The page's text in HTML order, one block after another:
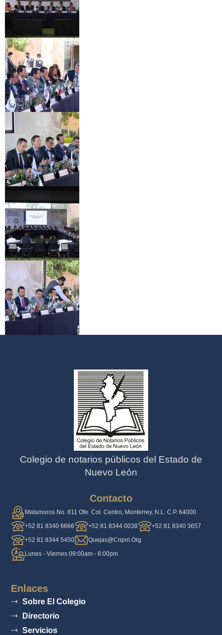
Colegio de notarios públicos del Estado de
Nuevo León
Contacto
Matamoros No. 811 Ote. Col. Centro, Monterrey, N.L. C.P. 64000
+52 81 8340 6666
+52 81 8344 0038
+52 81 8340 3657
+52 81 8344 5450
Quejas@cnpnl.org
Lunes - Viernes 09:00am - 6:00pm
Enlaces
Sobre El Colegio
Directorio
Servicios